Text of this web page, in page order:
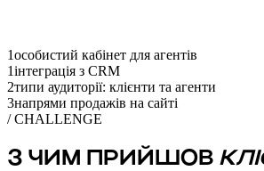
1особистий кабінет для агентів
1інтеграція з CRM
2типи аудиторії: клієнти та агенти
3напрями продажів на сайті
/ CHALLENGE
З ЧИМ ПРИЙШОВ